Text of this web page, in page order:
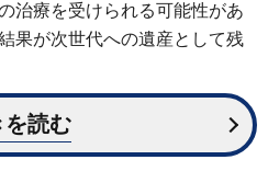
治療を受けられる可能性があ
果が次世代への遺産として残
を読む